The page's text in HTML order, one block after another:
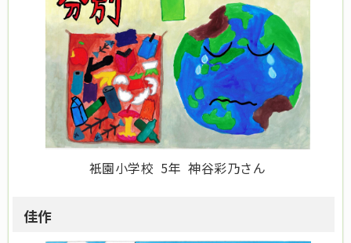
衹園小学校 5年 神谷彩乃さん
佳作